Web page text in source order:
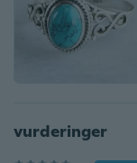
vurderinger